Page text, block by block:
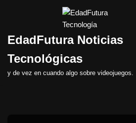
al
EdadFutura Noticias
Tecnológicas
y de vez en cuando algo sobre videojuegos.